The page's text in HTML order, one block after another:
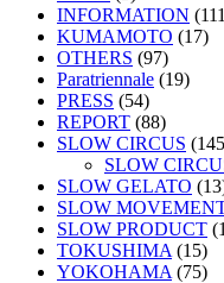
INFORMATION
KUMAMOTO (17)
OTHERS (97)
Paratriennale (19)
PRESS (54)
REPORT (88)
SLOW CIRCUS
SLOW
SLOW GELATO
SLOW
SLOW PRODUCT
TOKUSHIMA (15)
YOKOHAMA (75)